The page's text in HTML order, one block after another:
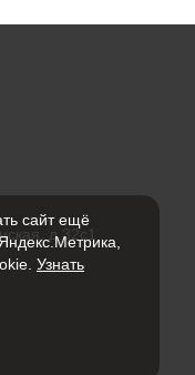
д.32с1
сайт ещё
Узнать